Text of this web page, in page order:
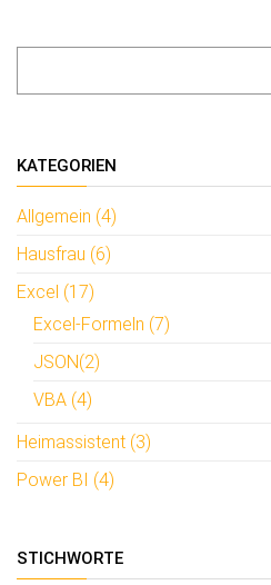
KATEGORIEN
Allgemein (4)
Hausfrau (6)
Excel (17)
Excel-Formeln (7)
JSON(2)
VBA (4)
Heimassistent (3)
Power BI (4)
STICHWORTE